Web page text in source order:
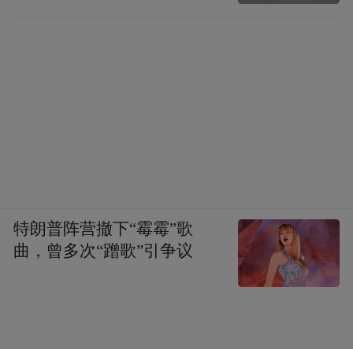
特朗普阵营撤下“霉霉”歌
曲，曾多次“蹭歌”引争议